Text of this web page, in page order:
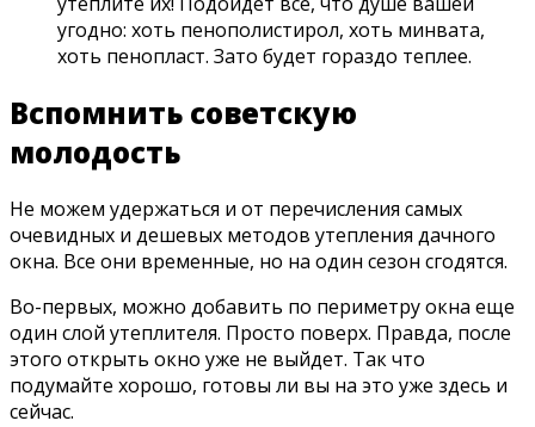
угодно: хоть пенополистирол, хоть минвата,
хоть пенопласт. Зато будет гораздо теплее.
Вспомнить советскую
молодость
Не можем удержаться и от перечисления самых
очевидных и дешевых методов утепления дачного
окна. Все они временные, но на один сезон сгодятся.
Во-первых, можно добавить по периметру окна еще
один слой утеплителя. Просто поверх. Правда, после
этого открыть окно уже не выйдет. Так что
подумайте хорошо, готовы ли вы на это уже здесь и
сейчас.